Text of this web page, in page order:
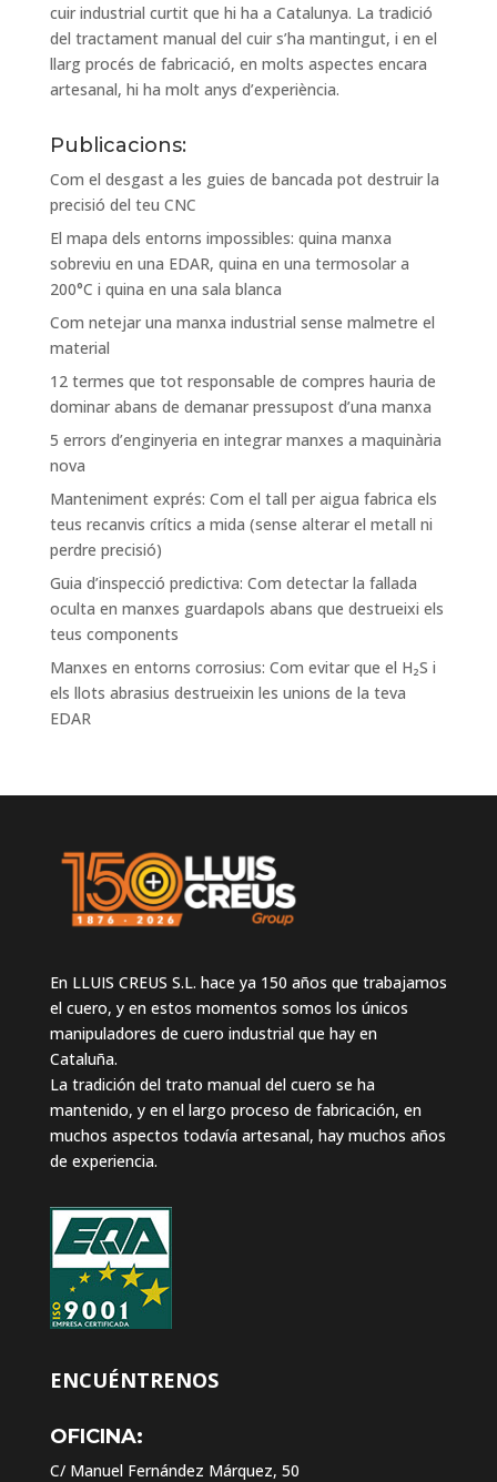
cuir industrial curtit que hi ha a Catalunya. La tradició
del tractament manual del cuir s’ha mantingut, i en el
llarg procés de fabricació, en molts aspectes encara
artesanal, hi ha molt anys d’experiència.
Publicacions:
Com el desgast a les guies de bancada pot destruir la
precisió del teu CNC
El mapa dels entorns impossibles: quina manxa
sobreviu en una EDAR, quina en una termosolar a
200°C i quina en una sala blanca
Com netejar una manxa industrial sense malmetre el
material
12 termes que tot responsable de compres hauria de
dominar abans de demanar pressupost d’una manxa
5 errors d’enginyeria en integrar manxes a maquinària
nova
Manteniment exprés: Com el tall per aigua fabrica els
teus recanvis crítics a mida (sense alterar el metall ni
perdre precisió)
Guia d’inspecció predictiva: Com detectar la fallada
oculta en manxes guardapols abans que destrueixi els
teus components
Manxes en entorns corrosius: Com evitar que el H₂S i
els llots abrasius destrueixin les unions de la teva
EDAR
En LLUIS CREUS S.L. hace ya 150 años que trabajamos
el cuero, y en estos momentos somos los únicos
manipuladores de cuero industrial que hay en
Cataluña.
La tradición del trato manual del cuero se ha
mantenido, y en el largo proceso de fabricación, en
muchos aspectos todavía artesanal, hay muchos años
de experiencia.
ENCUÉNTRENOS
OFICINA:
C/ Manuel Fernández Márquez, 50